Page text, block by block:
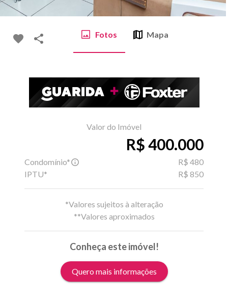
Fotos Mapa
Valor do Imóvel
R$ 400.000
Condomínio*
R$ 480
IPTU*
R$ 850
*Valores sujeitos à alteração
**Valores aproximados
Conheça este imóvel!
Quero mais informações